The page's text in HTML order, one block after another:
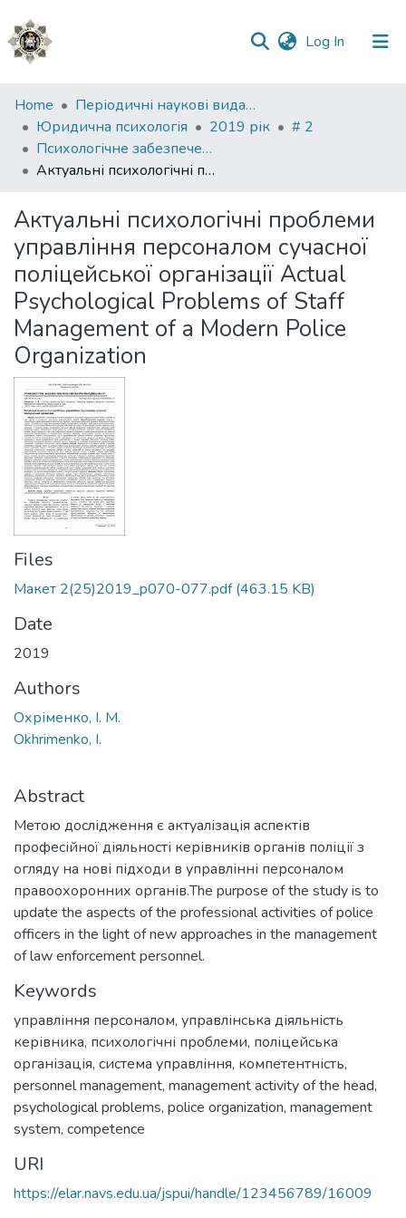
Log In (current)
Communities
&
Collections
All of DSpace
Statistics
Home
Періодичні наукові видання НАВС
Юридична психологія
2019 рік
# 2
Психологічне забезпечення правоохоронної діяльності
Актуальні психологічні проблеми управління персоналом сучасної поліцейської організації Actual Psychological Problems of Staff Management of a Modern Police Organization
Актуальні психологічні проблеми
управління персоналом сучасної
поліцейської організації Actual
Psychological Problems of Staff
Management of a Modern Police
Organization
Files
Макет 2(25)2019_p070-077.pdf(463.15 KB)
Date
2019
Authors
Охріменко, І. М.
Okhrimenko, I.
Abstract
Метою дослідження є актуалізація аспектів
професійної діяльності керівників органів поліції з
огляду на нові підходи в управлінні персоналом
правоохоронних органів.The purpose of the study is to
update the aspects of the professional activities of police
officers in the light of new approaches in the management
of law enforcement personnel.
Keywords
управління персоналом, управлінська діяльність
керівника, психологічні проблеми, поліцейська
організація, система управління, компетентність,
personnel management, management activity of the head,
psychological problems, police organization, management
system, competence
URI
https://elar.navs.edu.ua/jspui/handle/123456789/16009